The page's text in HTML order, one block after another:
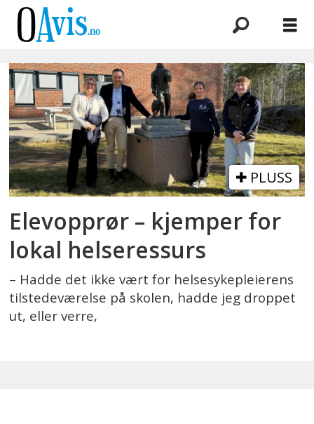
Emne:
skolehelsetjenesten
PLUSS
Elevopprør – kjemper for
lokal helseressurs
– Hadde det ikke vært for helsesykepleierens
tilstedeværelse på skolen, hadde jeg droppet
ut, eller verre,